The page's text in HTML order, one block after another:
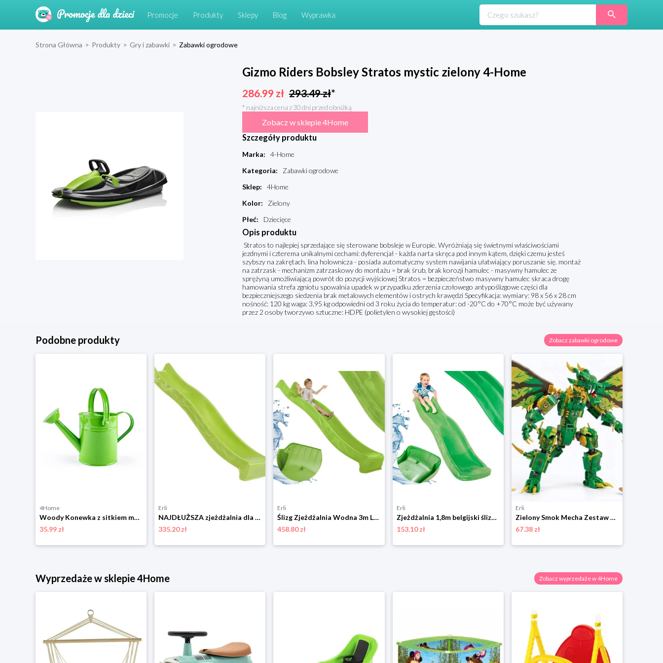
Promocje Produkty Sklepy Blog Wyprawka
Strona Główna > Produkty > Gry i zabawki > Zabawki ogrodowe
Gizmo Riders Bobsley Stratos mystic zielony 4-Home
286.99 zł 293.49zł*
* najniższa cena z 30 dni przed obniżką
Zobacz w sklepie 4Home
Szczegóły produktu
Marka:
4-Home
Kategoria:
Zabawki ogrodowe
Sklep:
4Home
Kolor:
Zielony
Płeć: Dziecięce
Opis produktu
Stratos to najlepiej sprzedające się sterowane bobsleje w Europie. Wyróżniają się świetnymi właściwościami
jezdnymi i czterema unikalnymi cechami: dyferencjał - każda narta skręca pod innym kątem, dzięki czemu jesteś
szybszy na zakrętach. lina holownicza - posiada automatyczny system nawijania ułatwiający poruszanie się. montaż
na zatrzask - mechanizm zatrzaskowy do montażu = brak śrub, brak korozji hamulec - masywny hamulec ze
sprężyną umożliwiającą powrót do pozycji wyjściowej Stratos = bezpieczeństwo masywny hamulec skraca drogę
hamowania strefa zgniotu spowalnia upadek w przypadku zderzenia czołowego antypoślizgowe części dla
bezpieczniejszego siedzenia brak metalowych elementów i ostrych krawędzi Specyfikacja: wymiary: 98 x 56 x 28 cm
nośność: 120 kg waga: 3,95 kg odpowiedni od 3 roku życia do temperatur: od -20°C do +70°C może być używany
przez 2 osoby tworzywo sztuczne: HDPE (polietylen o wysokiej gęstości)
Podobne produkty Zobacz zabawki ogrodowe
4Home
Woody Konewka z sitkiem metalowa 1,5 l, zielony
35.99 zł
Erli
NAJDŁUŻSZA zjeżdżalnia dla dzieci ślizg 3m trzymetrowy Limonka do platformy
335.20 zł
Erli
Ślizg Zjeżdżalnia Wodna 3m Limonka KBT na Plac Zabaw Długa dla Dzieci Ogród
458.80 zł
Erli
Zjeżdżalnia 1,8m belgijski ślizg KBT do ogrodu Limonka do platformy 90cm
153.10 zł
Erli
Zielony Smok Mecha Zestaw Klocków Budowlanych 462 El
67.38 zł
Wyprzedaże w sklepie 4Home Zobacz wyprzedaże w 4Home